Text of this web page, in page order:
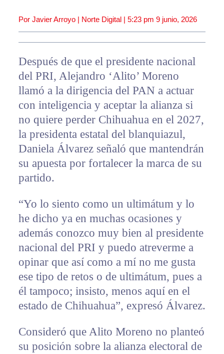
Por Javier Arroyo | Norte Digital | 5:23 pm 9 junio, 2026
Después de que el presidente nacional
del PRI, Alejandro ‘Alito’ Moreno
llamó a la dirigencia del PAN a actuar
con inteligencia y aceptar la alianza si
no quiere perder Chihuahua en el 2027,
la presidenta estatal del blanquiazul,
Daniela Álvarez señaló que mantendrán
su apuesta por fortalecer la marca de su
partido.
“Yo lo siento como un ultimátum y lo
he dicho ya en muchas ocasiones y
además conozco muy bien al presidente
nacional del PRI y puedo atreverme a
opinar que así como a mí no me gusta
ese tipo de retos o de ultimátum, pues a
él tampoco; insisto, menos aquí en el
estado de Chihuahua”, expresó Álvarez.
Consideró que Alito Moreno no planteó
su posición sobre la alianza electoral de